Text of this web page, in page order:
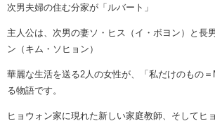
次男夫婦の住む分家が「ルバート」
主人公は、次男の妻ソ・ヒス（イ・ボヨン）と長
ン（キム・ソヒョン）
華麗な生活を送る2人の女性が、「私だけのもの
る物語です。
ヒョウォン家に現れた新しい家庭教師、そしてヒ